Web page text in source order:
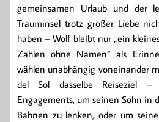
gemeinsamen Urlaub und der
Trauminsel trotz großer Liebe
haben – Wolf bleibt nur „ein
Zahlen ohne Namen“ als
wählen unabhängig voneinander
del Sol dasselbe Reiseziel
Engagements, um seinen Sohn in
Bahnen zu lenken, oder um